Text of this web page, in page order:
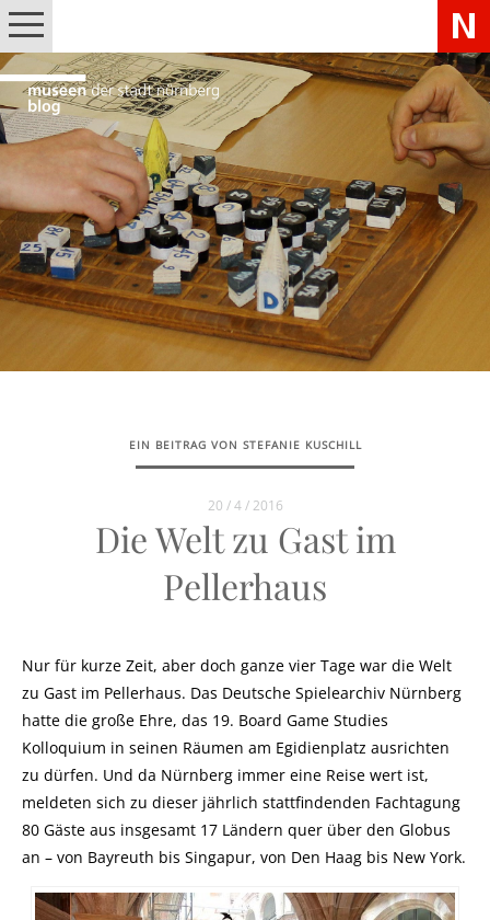
EIN BEITRAG VON STEFANIE KUSCHILL
20 / 4 / 2016
Die Welt zu Gast im
Pellerhaus
Nur für kurze Zeit, aber doch ganze vier Tage war die Welt
zu Gast im Pellerhaus. Das Deutsche Spielearchiv Nürnberg
hatte die große Ehre, das 19. Board Game Studies
Kolloquium in seinen Räumen am Egidienplatz ausrichten
zu dürfen. Und da Nürnberg immer eine Reise wert ist,
meldeten sich zu dieser jährlich stattfindenden Fachtagung
80 Gäste aus insgesamt 17 Ländern quer über den Globus
an – von Bayreuth bis Singapur, von Den Haag bis New York.